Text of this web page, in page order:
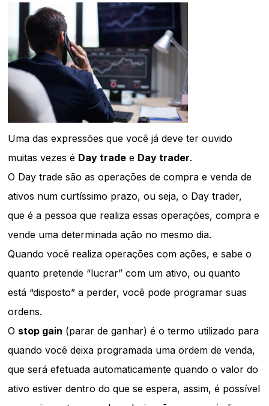
Uma das expressões que você já deve ter ouvido
muitas vezes é Day tradee Day trader.
O Day trade são as operações de compra e venda de
ativos num curtíssimo prazo, ou seja, o Day trader,
que é a pessoa que realiza essas operações, compra e
vende uma determinada ação no mesmo dia.
Quando você realiza operações com ações, e sabe o
quanto pretende “lucrar” com um ativo, ou quanto
está “disposto” a perder, você pode programar suas
ordens.
O stop gain (parar de ganhar) é o termo utilizado para
quando você deixa programada uma ordem de venda,
que será efetuada automaticamente quando o valor do
ativo estiver dentro do que se espera, assim, é possível